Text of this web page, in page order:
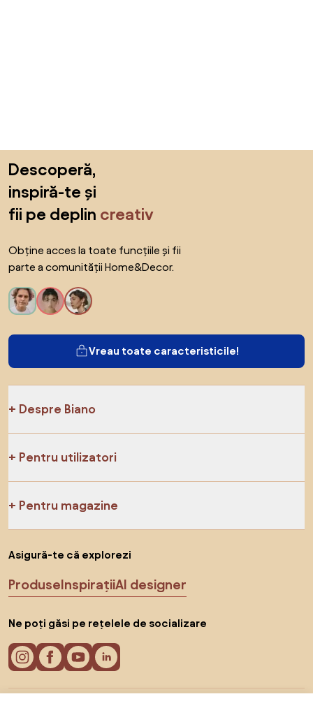
Descoperă,
inspiră-te și
fii pe deplin creativ
Obține acces la toate funcțiile și fii
parte a comunității Home&Decor.
Vreau toate caracteristicile!
Despre Biano
Pentru utilizatori
Pentru magazine
Asigură-te că explorezi
ProduseInspirațiiAI designer
Ne poți găsi pe rețelele de socializare